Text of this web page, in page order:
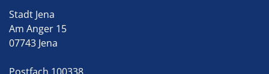
Stadt Jena
Am Anger 15
07743 Jena